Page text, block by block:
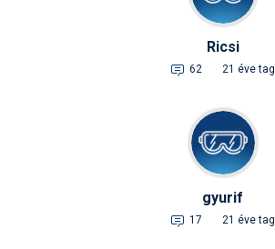
Ricsi
62 21 éve tag
gyurif
17 21 éve tag